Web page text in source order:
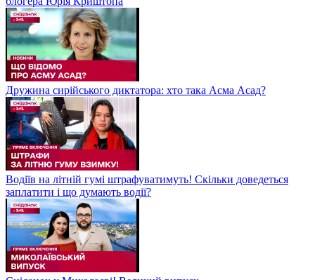
Дружина сирійського диктатора: хто така Асма Асад?
Водіїв на літній гумі штрафуватимуть! Скільки доведеться
заплатити і що думають водії?